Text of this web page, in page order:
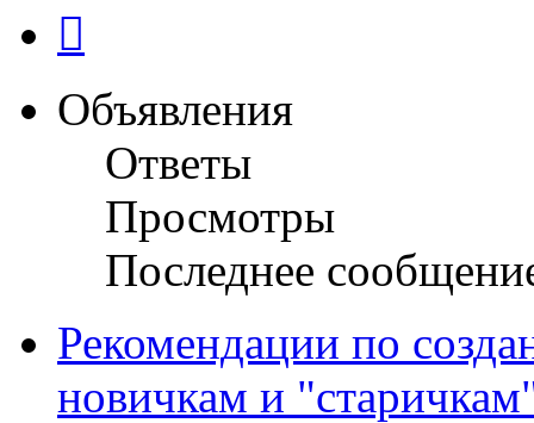
Объявления
Ответы
Просмотры
Последнее
Рекомендации по
новичкам и